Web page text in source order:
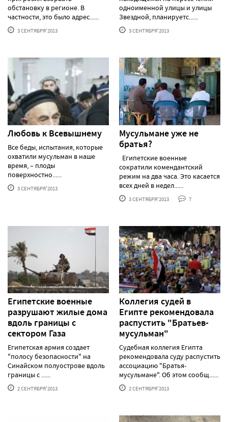
обстановку в регионе. В
частности, это было адрес......
3 СЕНТЯБРЯ'2013
одноименной улицы и улицы
Звездной, планируетс......
3 СЕНТЯБРЯ'2013
Любовь к Всевышнему
Все беды, испытания, которые
охватили мусульман в наше
время, – плоды
поверхностно......
3 СЕНТЯБРЯ'2013
Мусульмане уже не
братья?
Египетские военные
сократили комендантский
режим на два часа. Это касается
всех дней в недел......
3 СЕНТЯБРЯ'2013 7
Египетские военные
разрушают жилые дома
вдоль границы с
сектором Газа
Египетская армия создает
"полосу безопасности" на
Синайском полуострове вдоль
границы с ......
2 СЕНТЯБРЯ'2013
Коллегия судей в
Египте рекомендовала
распустить "Братьев-
мусульман"
Судебная коллегия Египта
рекомендовала суду распустить
ассоциацию "Братья-
мусульмане". Об этом сообщ......
2 СЕНТЯБРЯ'2013